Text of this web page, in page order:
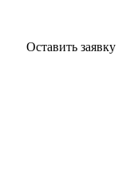
Оставить заявку